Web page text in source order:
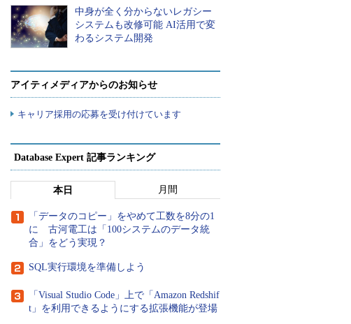
中身が全く分からないレガシー
システムも改修可能 AI活用で変
わるシステム開発
アイティメディアからのお知らせ
キャリア採用の応募を受け付けています
Database Expert 記事ランキング
本日 月間
「データのコピー」をやめて工数を8分の1
に 古河電工は「100システムのデータ統
合」をどう実現？
SQL実行環境を準備しよう
「Visual Studio Code」上で「Amazon Redshif
t」を利用できるようにする拡張機能が登場